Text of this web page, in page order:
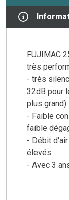
FUJIMAC
très
- très
32dB pour
plus grand)
- Faible
faible
- Débit
élevés
- Avec 3